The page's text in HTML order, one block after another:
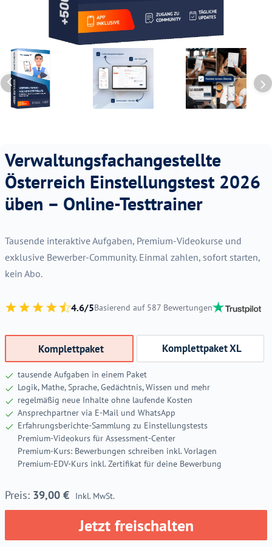
Verwaltungsfachangestellte
Österreich Einstellungstest 2026
üben – Online-Testtrainer
Tausende interaktive Aufgaben, Premium-Videokurse und
exklusive Bewerber-Community. Einmal zahlen, sofort starten,
kein Abo.
4.6/5Basierend auf 587 Bewertungen
Komplettpaket Komplettpaket XL
tausende Aufgaben in einem Paket
Logik, Mathe, Sprache, Gedächtnis, Wissen und mehr
regelmäßig neue Inhalte ohne laufende Kosten
Ansprechpartner via E-Mail und WhatsApp
Erfahrungsberichte-Sammlung zu Einstellungstests
Premium-Videokurs für Assessment-Center
Premium-Kurs: Bewerbungen schreiben inkl. Vorlagen
Premium-EDV-Kurs inkl. Zertifikat für deine Bewerbung
39,00 € Inkl. MwSt.
Jetzt freischalten